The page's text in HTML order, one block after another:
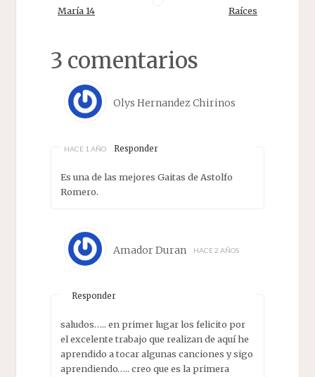
María 14 Raíces
3 comentarios
Olys Hernandez Chirinos
HACE 1 AÑO Responder
Es una de las mejores Gaitas de Astolfo
Romero.
Amador Duran HACE 2 AÑOS
Responder
saludos….. en primer lugar los felicito por
el excelente trabajo que realizan de aquí he
aprendido a tocar algunas canciones y sigo
aprendiendo….. creo que es la primera